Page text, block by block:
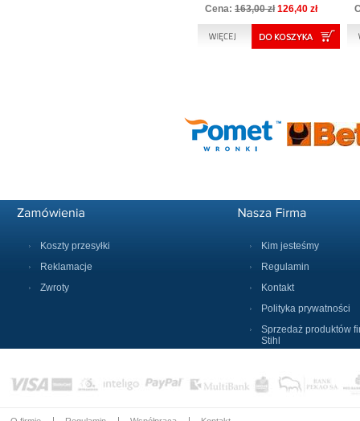
Cena: 163,00 zł 126,40 zł
Koszty przesyłki
Reklamacje
Zwroty
Kim jesteśmy
Regulamin
Kontakt
Polityka prywatności
Sprzedaż produktów
Stihl